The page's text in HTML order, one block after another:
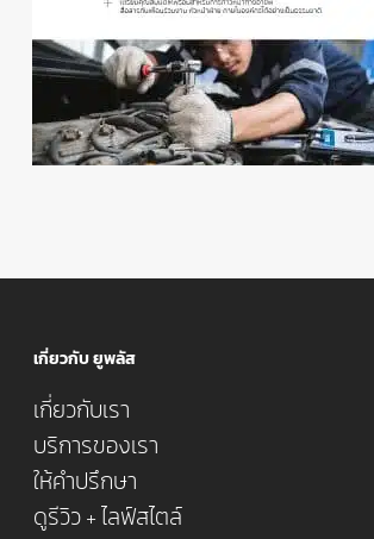
เกี่ยวกับ ยูพลัส
เกี่ยวกับเรา
บริการของเรา
ให้คำปรึกษา
ดูรีวิว + ไลฟ์สไตล์